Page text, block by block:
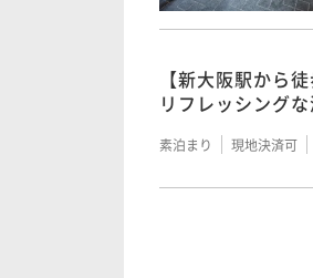
朝食付き 現地決済可
【新大阪駅から徒
リフレッシング
素泊まり 現地決済可